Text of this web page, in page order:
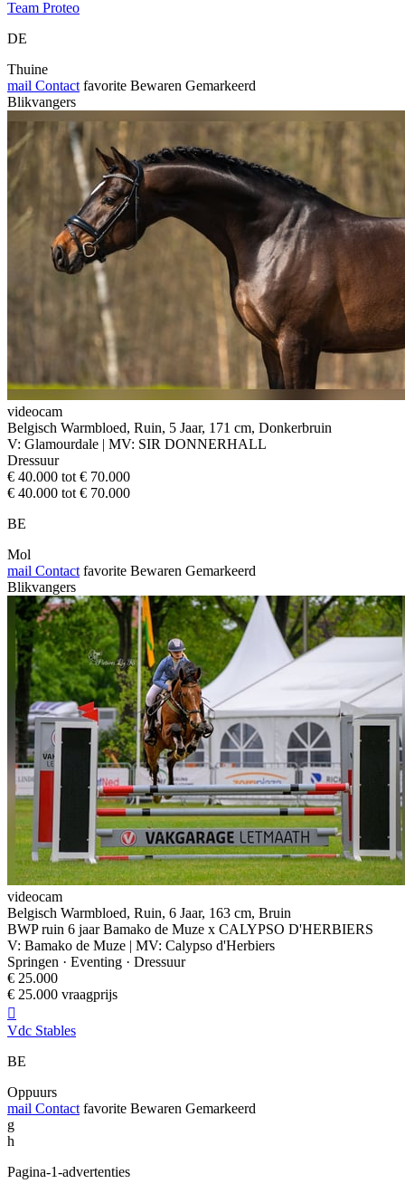
Team Proteo
DE
Thuine
mail Contact favorite Bewaren Gemarkeerd
Blikvangers
videocam
Belgisch Warmbloed, Ruin, 5 Jaar, 171 cm, Donkerbruin
V: Glamourdale | MV: SIR DONNERHALL
Dressuur
€ 40.000 tot € 70.000
€ 40.000 tot € 70.000
BE
Mol
mail Contact favorite Bewaren Gemarkeerd
Blikvangers
videocam
Belgisch Warmbloed, Ruin, 6 Jaar, 163 cm, Bruin
BWP ruin 6 jaar Bamako de Muze x CALYPSO D'HERBIERS
V: Bamako de Muze | MV: Calypso d'Herbiers
Springen · Eventing · Dressuur
€ 25.000
€ 25.000 vraagprijs

Vdc Stables
BE
Oppuurs
mail Contact favorite Bewaren Gemarkeerd
g
h
Pagina-1-advertenties